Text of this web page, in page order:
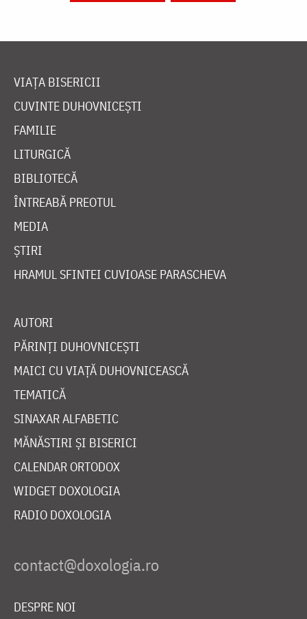
VIAȚA BISERICII
CUVINTE DUHOVNICEȘTI
FAMILIE
LITURGICĂ
BIBLIOTECĂ
ÎNTREABĂ PREOTUL
MEDIA
ȘTIRI
HRAMUL SFINTEI CUVIOASE PARASCHEVA
AUTORI
PĂRINȚI DUHOVNICEȘTI
MAICI CU VIAȚĂ DUHOVNICEASCĂ
TEMATICĂ
SINAXAR ALFABETIC
MĂNĂSTIRI ȘI BISERICI
CALENDAR ORTODOX
WIDGET DOXOLOGIA
RADIO DOXOLOGIA
DESPRE NOI